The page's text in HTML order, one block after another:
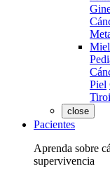
Piel
close
Pacientes
Aprenda sobre
supervivencia